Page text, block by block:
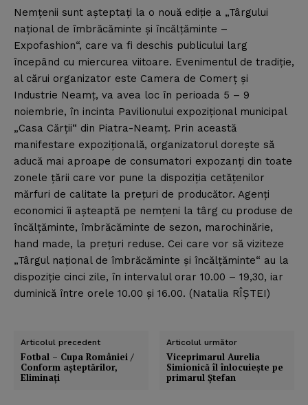
Nemţenii sunt aşteptaţi la o nouă ediţie a „Târgului
naţional de îmbrăcăminte şi încălţăminte –
Expofashion“, care va fi deschis publicului larg
începând cu miercurea viitoare. Evenimentul de tradiţie,
al cărui organizator este Camera de Comerţ şi
Industrie Neamţ, va avea loc în perioada 5 – 9
noiembrie, în incinta Pavilionului expoziţional municipal
„Casa Cărţii“ din Piatra-Neamţ. Prin această
manifestare expoziţională, organizatorul doreşte să
aducă mai aproape de consumatori expozanţi din toate
zonele ţării care vor pune la dispoziţia cetăţenilor
mărfuri de calitate la preţuri de producător. Agenţi
economici îi aşteaptă pe nemţeni la târg cu produse de
încălţăminte, îmbrăcăminte de sezon, marochinărie,
hand made, la preţuri reduse. Cei care vor să viziteze
„Târgul naţional de îmbrăcăminte şi încălţăminte“ au la
dispoziţie cinci zile, în intervalul orar 10.00 – 19,30, iar
duminică între orele 10.00 şi 16.00. (Natalia RÎŞTEI)
Articolul precedent
Fotbal – Cupa României /
Conform aşteptărilor,
Eliminaţi
Articolul următor
Viceprimarul Aurelia
Simionică îl înlocuieşte pe
primarul Ştefan